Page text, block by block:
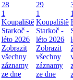
28
1
Koupaliště
Starkoč -
léto 2026
Zobrazit
všechny
záznamy
ze dne
29
1
Koupaliště
Starkoč -
léto 2026
Zobrazit
všechny
záznamy
ze dne